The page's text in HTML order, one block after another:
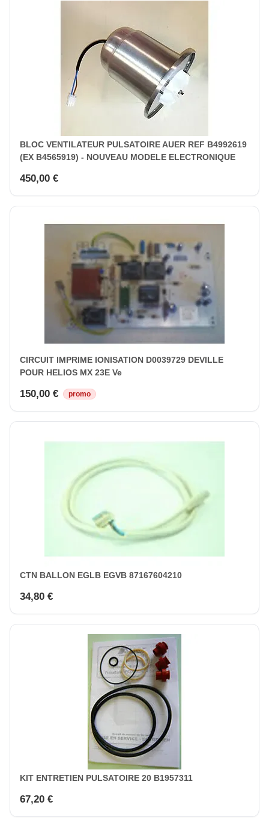
BLOC VENTILATEUR PULSATOIRE AUER REF B4992619
(EX B4565919) - NOUVEAU MODELE ELECTRONIQUE
450,00 €
CIRCUIT IMPRIME IONISATION D0039729 DEVILLE
POUR HELIOS MX 23E Ve
150,00 € promo
CTN BALLON EGLB EGVB 87167604210
34,80 €
KIT ENTRETIEN PULSATOIRE 20 B1957311
67,20 €